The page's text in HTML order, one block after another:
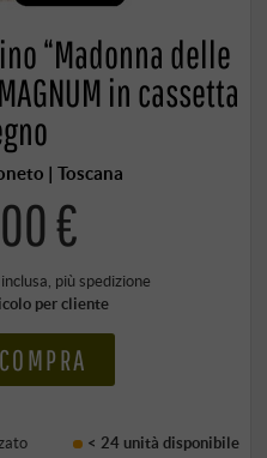
“Madonna delle
in cassetta
| Toscana
€
, più spedizione
per cliente
COMPRA
< 24 unità disponibile